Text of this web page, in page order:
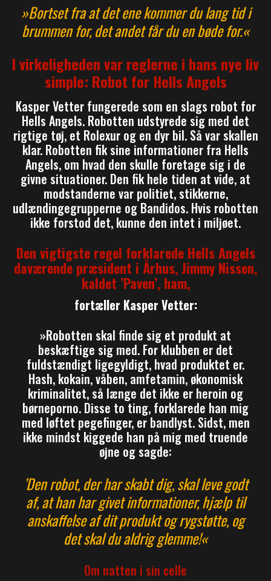
»Bortset fra at det ene kommer du lang tid i
brummen for, det andet får du en bøde for.«
I virkeligheden var reglerne i hans nye liv
simple: Robot for Hells Angels
Kasper Vetter fungerede som en slags robot for
Hells Angels. Robotten udstyrede sig med det
rigtige tøj, et Rolexur og en dyr bil. Så var skallen
klar. Robotten fik sine informationer fra Hells
Angels, om hvad den skulle foretage sig i de
givne situationer. Den fik hele tiden at vide, at
modstanderne var politiet, stikkerne,
udlændingegrupperne og Bandidos. Hvis robotten
ikke forstod det, kunne den intet i miljøet.
Den vigtigste regel forklarede Hells Angels
daværende præsident i Århus, Jimmy Nissen,
kaldet ’Paven’, ham,
fortæller Kasper Vetter:
»Robotten skal finde sig et produkt at
beskæftige sig med. For klubben er det
fuldstændigt ligegyldigt, hvad produktet er.
Hash, kokain, våben, amfetamin, økonomisk
kriminalitet, så længe det ikke er heroin og
børneporno. Disse to ting, forklarede han mig
med løftet pegefinger, er bandlyst. Sidst, men
ikke mindst kiggede han på mig med truende
øjne og sagde:
’Den robot, der har skabt dig, skal leve godt
af, at han har givet informationer, hjælp til
anskaffelse af dit produkt og rygstøtte, og
det skal du aldrig glemme!«
Om natten i sin celle